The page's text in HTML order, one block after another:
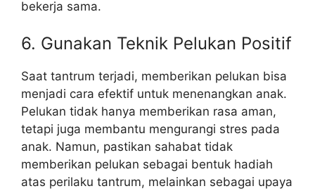
bekerja sama.
6. Gunakan Teknik Pelukan Positif
Saat tantrum terjadi, memberikan pelukan bisa
menjadi cara efektif untuk menenangkan anak.
Pelukan tidak hanya memberikan rasa aman,
tetapi juga membantu mengurangi stres pada
anak. Namun, pastikan sahabat tidak
memberikan pelukan sebagai bentuk hadiah
atas perilaku tantrum, melainkan sebagai upaya